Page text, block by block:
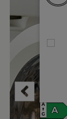
A
↑
G
A